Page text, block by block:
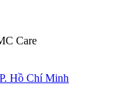
Care
Hồ Chí Minh